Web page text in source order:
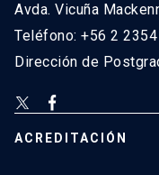
Avda. Vicuña
Teléfono: +56 2
Dirección de
ACREDITACIÓN